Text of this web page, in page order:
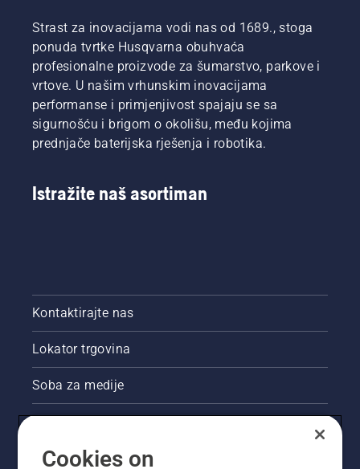
Strast za inovacijama vodi nas od 1689., stoga
ponuda tvrtke Husqvarna obuhvaća
profesionalne proizvode za šumarstvo, parkove i
vrtove. U našim vrhunskim inovacijama
performanse i primjenjivost spajaju se sa
sigurnošću i brigom o okolišu, među kojima
prednjače baterijska rješenja i robotika.
Istražite naš asortiman
Kontaktirajte nas
Lokator trgovina
Soba za medije
Akcije
Pravne informacije o proizvodu
Cookies on